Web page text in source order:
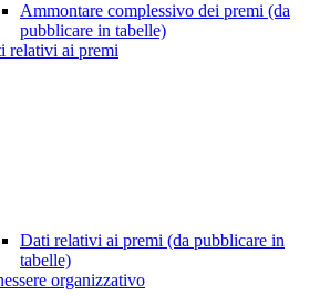
Ammontare complessivo dei premi (da
pubblicare in tabelle)
relativi ai premi
Dati relativi ai premi (da pubblicare in
tabelle)
organizzativo